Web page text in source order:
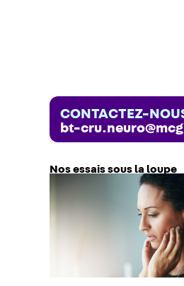
CONTACTEZ-
bt-
Nos essais sous la loupe